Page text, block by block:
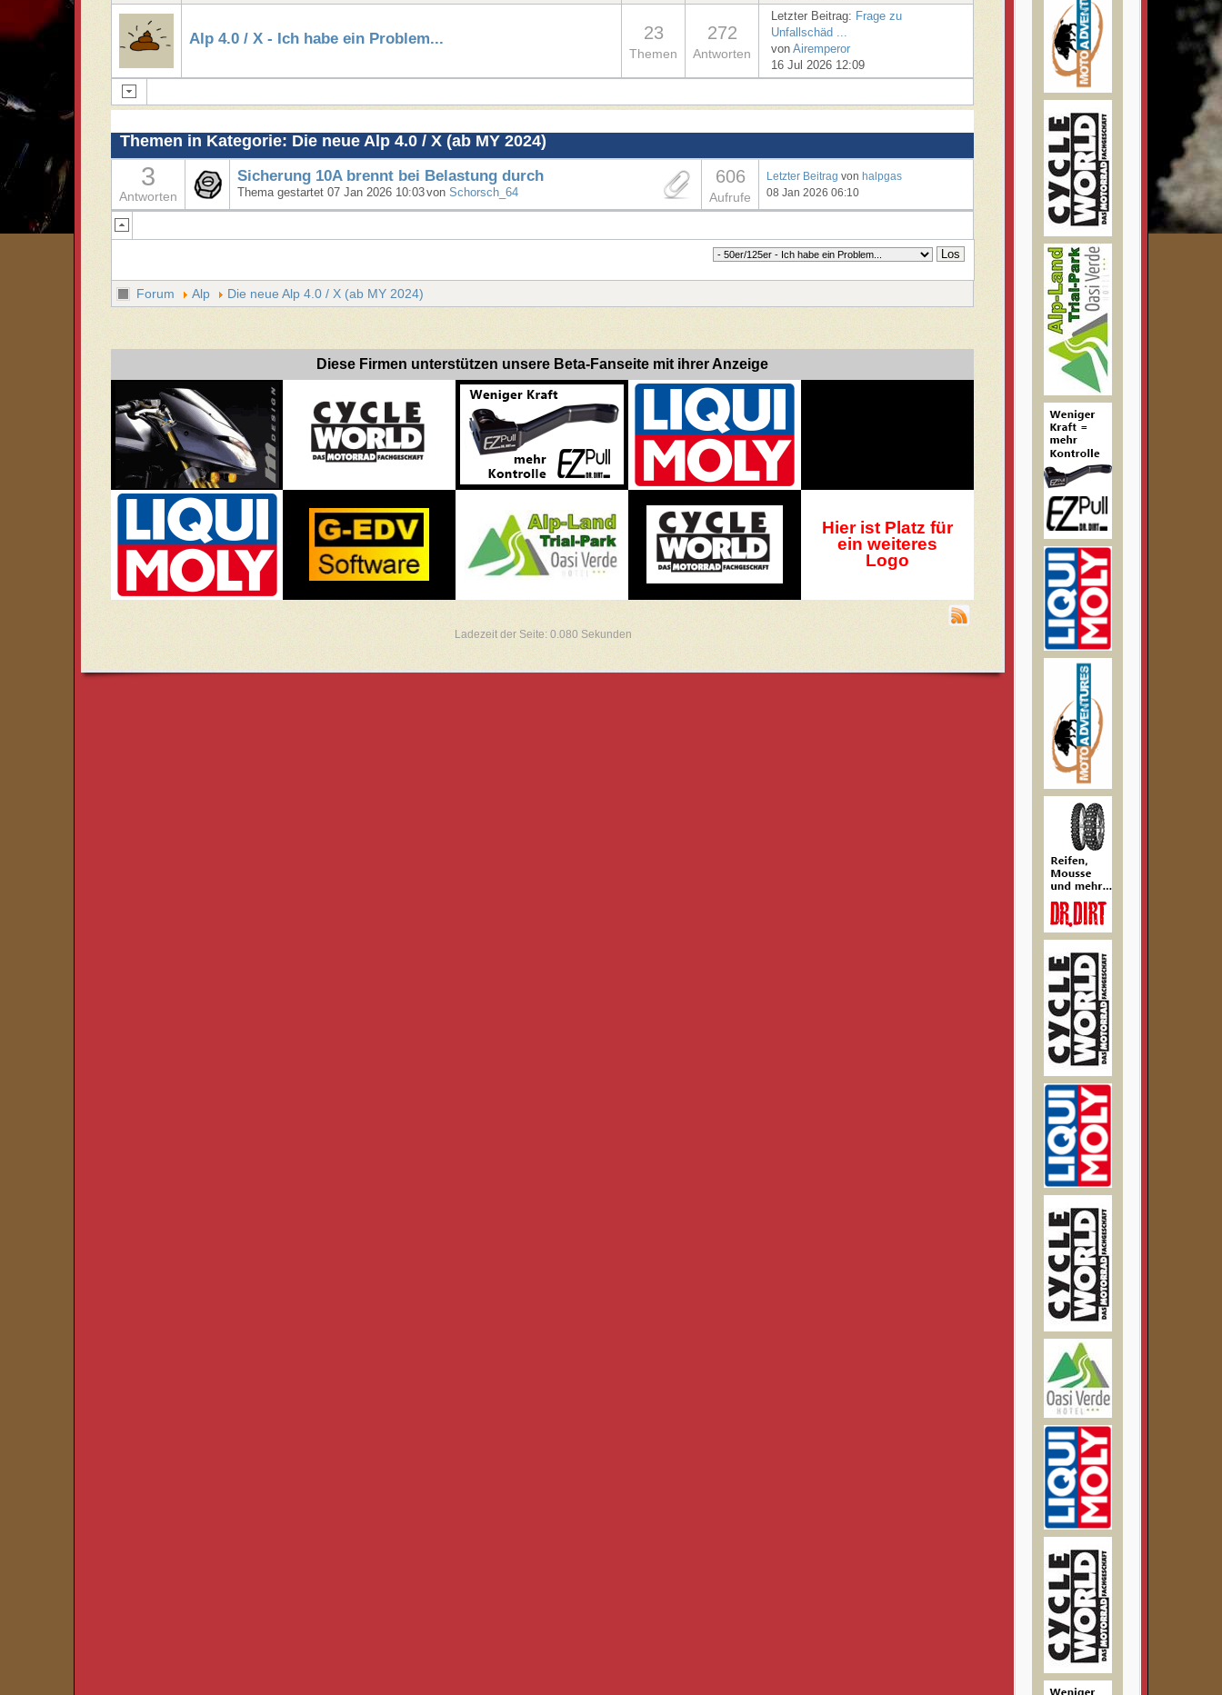
Alp 4.0 / X - Ich habe ein Problem... 23
Themen
272
Antworten
Letzter Beitrag: Frage zu
Unfallschäd ...
vonAiremperor
16 Jul 2026 12:09
Themen in Kategorie: Die neue Alp 4.0 / X (ab MY 2024)
3
Antworten
Sicherung 10A brennt bei Belastung durch
Thema gestartet 07 Jan 2026 10:03vonSchorsch_64
606
Aufrufe
Letzter Beitrag vonhalpgas
08 Jan 2026 06:10
Forum Alp Die neue Alp 4.0 / X (ab MY 2024)
Diese Firmen unterstützen unsere Beta-Fanseite mit ihrer Anzeige
Hier ist Platz für
ein weiteres
Logo
Ladezeit der Seite: 0.080 Sekunden